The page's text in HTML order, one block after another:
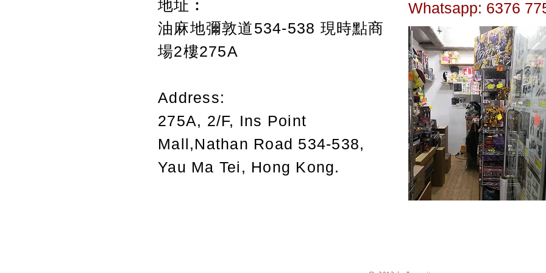
地址︰
油麻地彌敦道534-538 現時點商
場2樓275A
Address:
275A, 2/F, Ins Point
Mall,Nathan Road 534-538,
Yau Ma Tei, Hong Kong.
Whatsapp: 6376